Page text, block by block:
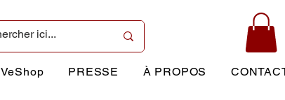
VeShop PRESSE À PROPOS